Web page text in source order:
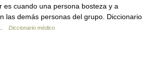
es cuando una persona bosteza y a
las demás personas del grupo. Diccionario
Diccionario médico